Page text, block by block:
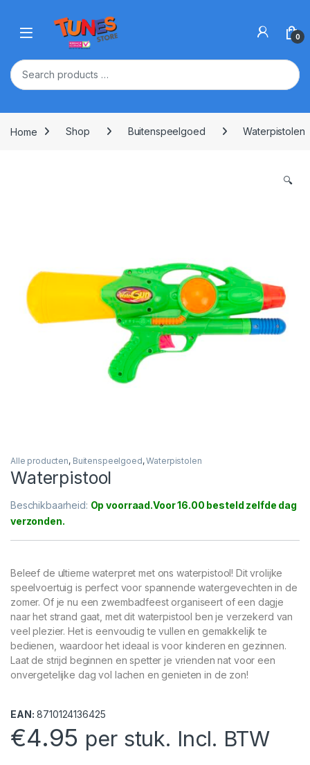
Open 0
Home Shop Buitenspeelgoed Waterpistolen
🔍
Alle producten, Buitenspeelgoed,Waterpistolen
Waterpistool
Beschikbaarheid: Op voorraad
Beleef de ultieme waterpret met ons waterpistool! Dit vrolijke
speelvoertuig is perfect voor spannende watergevechten in de
zomer. Of je nu een zwembadfeest organiseert of een dagje
naar het strand gaat, met dit waterpistool ben je verzekerd van
veel plezier. Het is eenvoudig te vullen en gemakkelijk te
bedienen, waardoor het ideaal is voor kinderen en gezinnen.
Laat de strijd beginnen en spetter je vrienden nat voor een
onvergetelijke dag vol lachen en genieten in de zon!
EAN: 8710124136425
€4.95 per stuk. Incl. BTW